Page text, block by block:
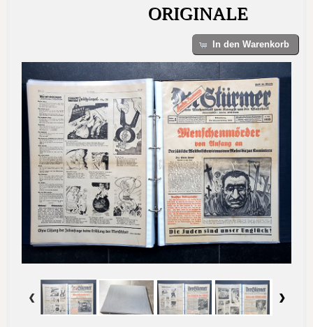
ORIGINALE
In den Warenkorb